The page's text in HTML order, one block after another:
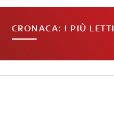
CRONACA: I PIÙ LETTI